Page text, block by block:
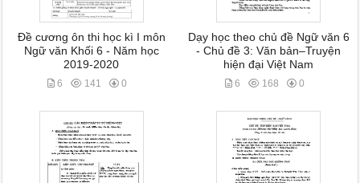
Đề cương ôn thi học kì I môn
Ngữ văn Khối 6 - Năm học
2019-2020
6 141 0
Dạy học theo chủ đề Ngữ văn 6
- Chủ đề 3: Văn bản–Truyện
hiện đại Việt Nam
6 168 0